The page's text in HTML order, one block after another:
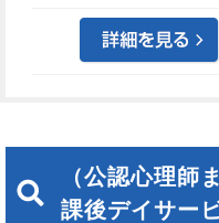
（公認心理師
課後デイサー